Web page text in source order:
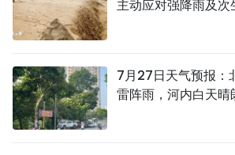
主动应对强降雨及次
7月27日天气预报：
雷阵雨，河内白天晴